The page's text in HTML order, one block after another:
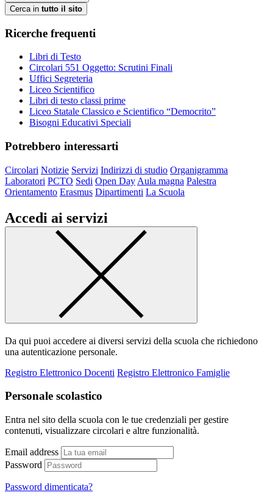
Cerca in tutto il sito
Ricerche frequenti
Libri di Testo
Circolari 551 Oggetto: Scrutini Finali
Uffici Segreteria
Liceo Scientifico
Libri di testo classi prime
Liceo Statale Classico e Scientifico “Democrito”
Bisogni Educativi Speciali
Potrebbero interessarti
Circolari Notizie Servizi Indirizzi di studio Organigramma
Laboratori PCTO Sedi Open Day Aula magna Palestra
Orientamento Erasmus Dipartimenti La Scuola
Accedi ai servizi
Da qui puoi accedere ai diversi servizi della scuola che richiedono
una autenticazione personale.
Registro Elettronico Docenti Registro Elettronico Famiglie
Personale scolastico
Entra nel sito della scuola con le tue credenziali per gestire
contenuti, visualizzare circolari e altre funzionalità.
Email address
Password
Password dimenticata?